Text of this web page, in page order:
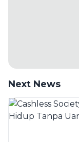
Next News